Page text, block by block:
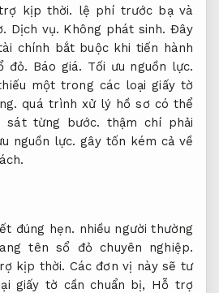
kịp thời. lệ phí trước bạ và
Dịch vụ. Không phát sinh. Đây
chính bắt buộc khi tiến hành
đỏ. Báo giá. Tối ưu nguồn lực.
một trong các loại giấy tờ
quá trình xử lý hồ sơ có thể
sát từng bước. thậm chí phải
nguồn lực. gây tốn kém cả về
đúng hẹn. nhiều người thường
tên sổ đỏ chuyên nghiệp.
kịp thời. Các đơn vị này sẽ tư
giấy tờ cần chuẩn bị, Hỗ trợ